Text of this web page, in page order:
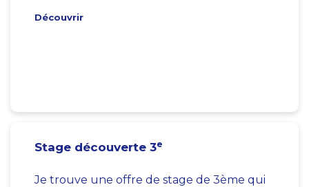
Découvrir
Stage découverte 3e
Je trouve une offre de stage de 3ème qui